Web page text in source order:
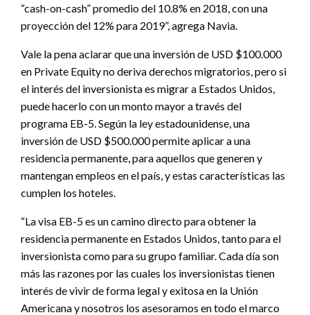
“cash-on-cash” promedio del 10.8% en 2018, con una
proyección del 12% para 2019”, agrega Navia.
Vale la pena aclarar que una inversión de USD $100.000
en Private Equity no deriva derechos migratorios, pero si
el interés del inversionista es migrar a Estados Unidos,
puede hacerlo con un monto mayor a través del
programa EB-5. Según la ley estadounidense, una
inversión de USD $500.000 permite aplicar a una
residencia permanente, para aquellos que generen y
mantengan empleos en el país, y estas características las
cumplen los hoteles.
“La visa EB-5 es un camino directo para obtener la
residencia permanente en Estados Unidos, tanto para el
inversionista como para su grupo familiar. Cada día son
más las razones por las cuales los inversionistas tienen
interés de vivir de forma legal y exitosa en la Unión
Americana y nosotros los asesoramos en todo el marco